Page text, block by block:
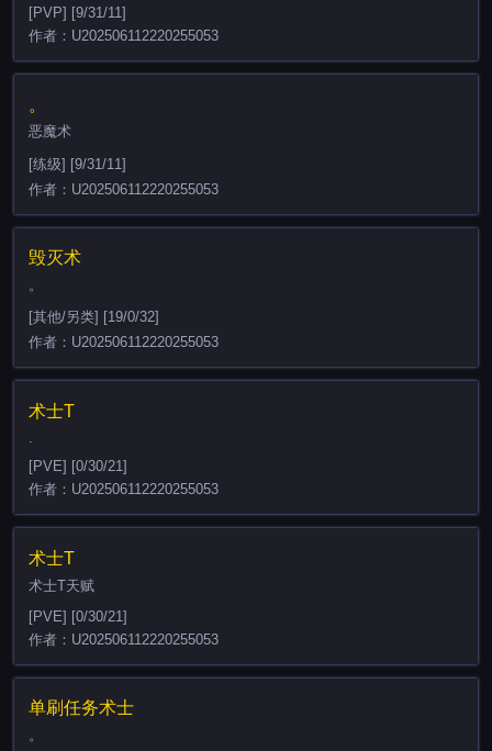
[PVP] [9/31/11]
作者：U202506112220255053
。
恶魔术
[练级] [9/31/11]
作者：U202506112220255053
毁灭术
。
[其他/另类] [19/0/32]
作者：U202506112220255053
术士T
[PVE] [0/30/21]
作者：U202506112220255053
术士T
术士T天赋
[PVE] [0/30/21]
作者：U202506112220255053
单刷任务术士
。